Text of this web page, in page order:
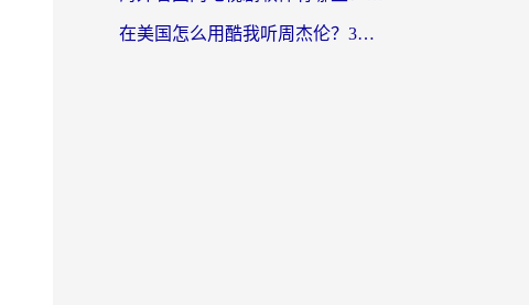
在美国怎么用酷我听周杰伦？3步解决海外听歌地域限制，附QQ音乐网易云通用技巧